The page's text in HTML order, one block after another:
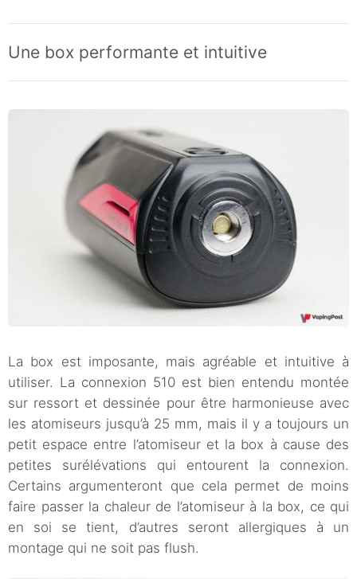
Une box performante et intuitive
La box est imposante, mais agréable et intuitive à
utiliser. La connexion 510 est bien entendu montée
sur ressort et dessinée pour être harmonieuse avec
les atomiseurs jusqu’à 25 mm, mais il y a toujours un
petit espace entre l’atomiseur et la box à cause des
petites surélévations qui entourent la connexion.
Certains argumenteront que cela permet de moins
faire passer la chaleur de l’atomiseur à la box, ce qui
en soi se tient, d’autres seront allergiques à un
montage qui ne soit pas flush.